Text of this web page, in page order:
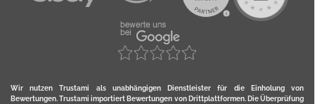
Wir nutzen Trustami als unabhängigen Dienstleister für die Einholung von
Bewertungen. Trustami importiert Bewertungen von Drittplattformen. Die Überprüfung